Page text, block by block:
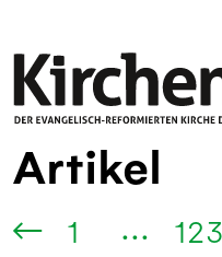
Artikel
1 ... 123